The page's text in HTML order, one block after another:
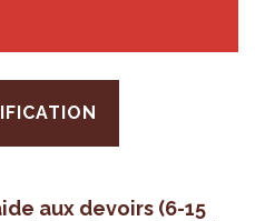
aux devoirs (6-15